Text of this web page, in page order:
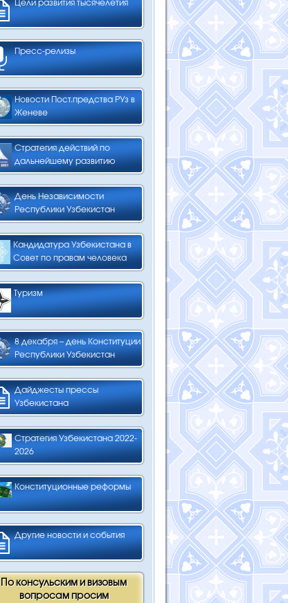
Цели развития тысячелетия
Пресс-релизы
Новости Пост.предства РУз в
Женеве
Стратегия действий по
дальнейшему развитию
День Независимости
Республики Узбекистан
Кандидатура Узбекистана в
Совет по правам человека
Туризм
8 декабря – день Конституции
Республики Узбекистан
Дайджесты прессы
Узбекистана
Стратегия Узбекистана 2022-
2026
Конституционные реформы
Другие новости и события
По консульским и визовым
вопросам просим